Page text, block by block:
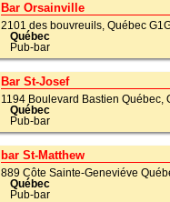
Bar Orsainville
2101 des bouvreuils, Québec
Québec
Pub-bar
Bar St-Josef
1194 Boulevard Bastien Québec,
Québec
Pub-bar
bar St-Matthew
889 Côte Sainte-Geneviéve
Québec
Pub-bar